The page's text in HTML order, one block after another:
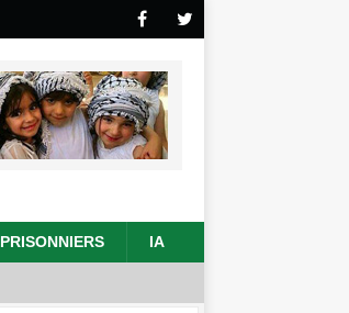
PRISONNIERS IA